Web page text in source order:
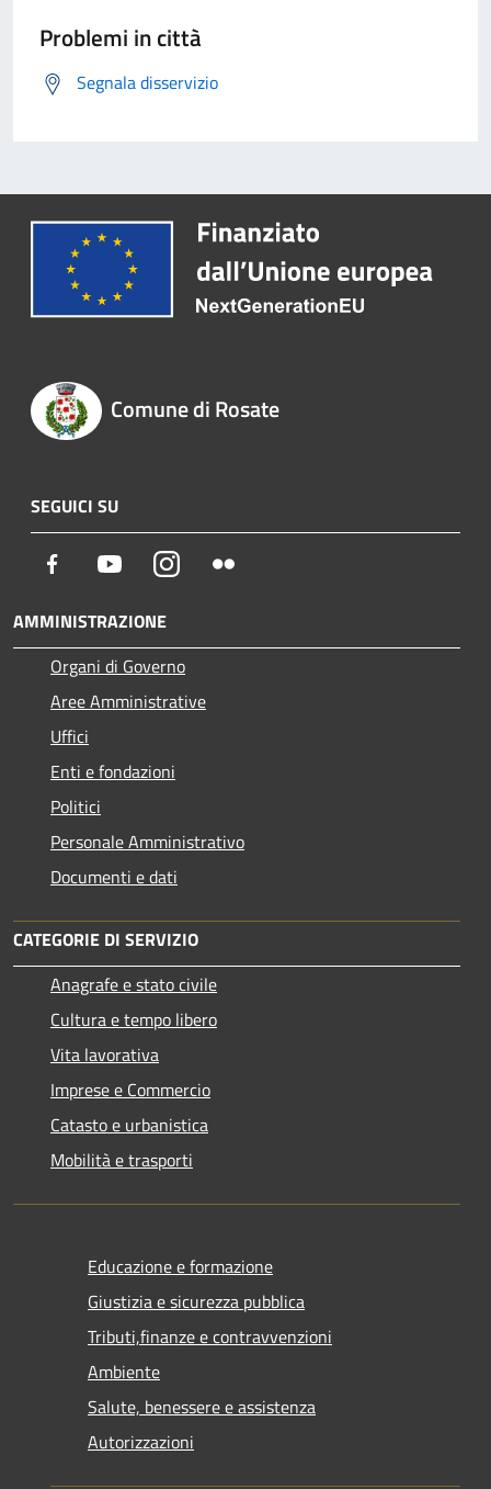
Problemi in città
Segnala disservizio
Comune di Rosate
SEGUICI SU
Facebook YoutubeInstagram
AMMINISTRAZIONE
Organi di Governo
Aree Amministrative
Uffici
Enti e fondazioni
Politici
Personale Amministrativo
Documenti e dati
CATEGORIE DI SERVIZIO
Anagrafe e stato civile
Cultura e tempo libero
Vita lavorativa
Imprese e Commercio
Catasto e urbanistica
Mobilità e trasporti
Educazione e formazione
Giustizia e sicurezza pubblica
Tributi,finanze e contravvenzioni
Ambiente
Salute, benessere e assistenza
Autorizzazioni